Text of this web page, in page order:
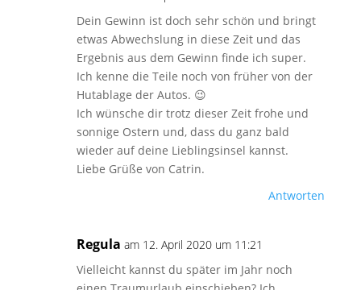
Dein Gewinn ist doch sehr schön und bringt
etwas Abwechslung in diese Zeit und das
Ergebnis aus dem Gewinn finde ich super.
Ich kenne die Teile noch von früher von der
Hutablage der Autos. 😉
Ich wünsche dir trotz dieser Zeit frohe und
sonnige Ostern und, dass du ganz bald
wieder auf deine Lieblingsinsel kannst.
Liebe Grüße von Catrin.
Antworten
Regula am 12. April 2020 um 11:21
Vielleicht kannst du später im Jahr noch